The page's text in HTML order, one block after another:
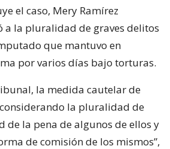
el caso, Mery Ramírez
a la pluralidad de graves delitos
que mantuvo en
por varios días bajo torturas.
la medida cautelar de
la pluralidad de
de la pena de algunos de ellos y
de comisión de los mismos”,